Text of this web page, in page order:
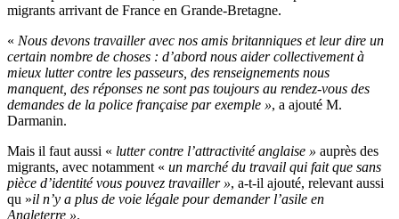
migrants arrivant de France en Grande-Bretagne.
« Nous devons travailler avec nos amis britanniques et leur dire un
certain nombre de choses : d’abord nous aider collectivement à
mieux lutter contre les passeurs, des renseignements nous
manquent, des réponses ne sont pas toujours au rendez-vous des
demandes de la police française par exemple », a ajouté M.
Darmanin.
Mais il faut aussi « lutter contre l’attractivité anglaise » auprès des
migrants, avec notamment « un marché du travail qui fait que sans
pièce d’identité vous pouvez travailler », a-t-il ajouté, relevant aussi
qu »il n’y a plus de voie légale pour demander l’asile en
Angleterre ».